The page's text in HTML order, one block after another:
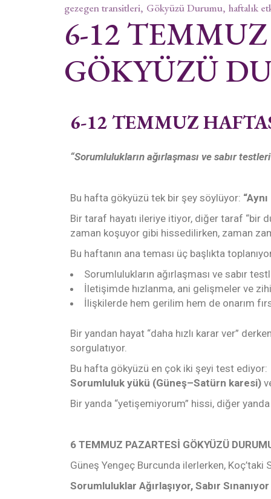
gezegen transitleri Gökyüzü Durumu haftalık
6-12
GÖKYÜZÜ
6-12 TEMMUZ
“Sorumlulukların ağırlaşması ve sabır
Bu hafta gökyüzü tek bir şey söylüyor:
Bir taraf hayatı ileriye itiyor, diğer taraf “bir
zaman koşuyor gibi hissedilirken, zaman
Bu haftanın ana teması üç başlıkta
Sorumlulukların ağırlaşması ve sabır
İletişimde hızlanma, ani gelişmeler ve
İlişkilerde hem gerilim hem de onarım
Bir yandan hayat “daha hızlı karar ver”
sorgulatıyor.
Bu hafta gökyüzü en çok iki şeyi test ediyor:
Sorumluluk yükü (Güneş–Satürn karesi)
Bir yanda “yetişemiyorum” hissi, diğer
6 TEMMUZ PAZARTESİ GÖKYÜZÜ
Güneş Yengeç Burcunda ilerlerken, Koç’taki
Sorumluluklar Ağırlaşıyor, Sabır Sınanıyor